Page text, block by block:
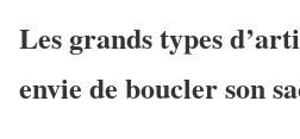
Les grands types
envie de boucler son